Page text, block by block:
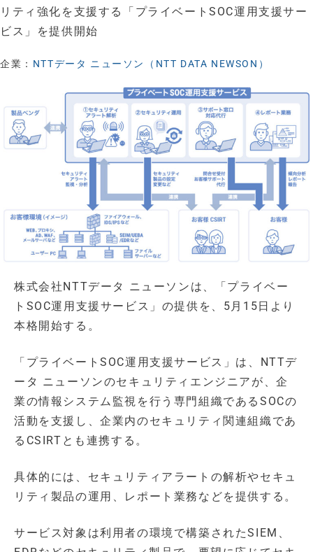
リティ強化を支援する「プライベートSOC運用支援サー
ビス」を提供開始
企業： NTTデータ ニューソン（NTT DATA NEWSON）
株式会社NTTデータ ニューソンは、「プライベー
トSOC運用支援サービス」の提供を、5月15日より
本格開始する。
「プライベートSOC運用支援サービス」は、NTTデ
ータ ニューソンのセキュリティエンジニアが、企
業の情報システム監視を行う専門組織であるSOCの
活動を支援し、企業内のセキュリティ関連組織であ
るCSIRTとも連携する。
具体的には、セキュリティアラートの解析やセキュ
リティ製品の運用、レポート業務などを提供する。
サービス対象は利用者の環境で構築されたSIEM、